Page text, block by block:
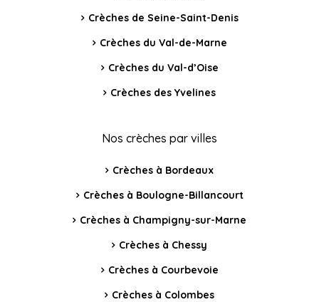
Crèches de Seine-Saint-Denis
Crèches du Val-de-Marne
Crèches du Val-d’Oise
Crèches des Yvelines
Nos crèches par villes
Crèches à Bordeaux
Crèches à Boulogne-Billancourt
Crèches à Champigny-sur-Marne
Crèches à Chessy
Crèches à Courbevoie
Crèches à Colombes